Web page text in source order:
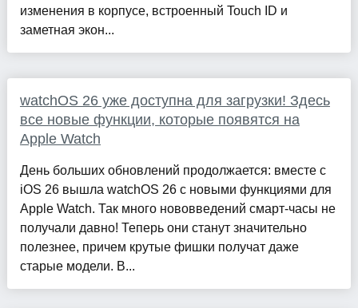
изменения в корпусе, встроенный Touch ID и
заметная экон...
watchOS 26 уже доступна для загрузки! Здесь
все новые функции, которые появятся на
Apple Watch
День больших обновлений продолжается: вместе с
iOS 26 вышла watchOS 26 с новыми функциями для
Apple Watch. Так много нововведений смарт-часы не
получали давно! Теперь они станут значительно
полезнее, причем крутые фишки получат даже
старые модели. В...